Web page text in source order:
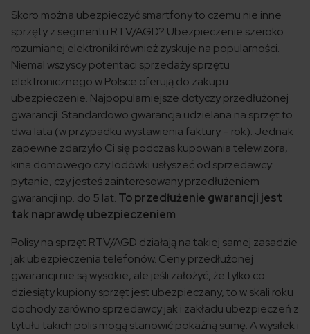
Skoro można ubezpieczyć smartfony to czemu nie inne
sprzęty z segmentu RTV/AGD? Ubezpieczenie szeroko
rozumianej elektroniki również zyskuje na popularności.
Niemal wszyscy potentaci sprzedaży sprzętu
elektronicznego w Polsce oferują do zakupu
ubezpieczenie. Najpopularniejsze dotyczy przedłużonej
gwarancji. Standardowo gwarancja udzielana na sprzęt to
dwa lata (w przypadku wystawienia faktury – rok). Jednak
zapewne zdarzyło Ci się podczas kupowania telewizora,
kina domowego czy lodówki usłyszeć od sprzedawcy
pytanie, czy jesteś zainteresowany przedłużeniem
gwarancji np. do 5 lat. To przedłużenie gwarancji jest
tak naprawdę ubezpieczeniem.
Polisy na sprzęt RTV/AGD działają na takiej samej zasadzie
jak ubezpieczenia telefonów. Ceny przedłużonej
gwarancji nie są wysokie, ale jeśli założyć, że tylko co
dziesiąty kupiony sprzęt jest ubezpieczany, to w skali roku
dochody zarówno sprzedawcy jak i zakładu ubezpieczeń z
tytułu takich polis mogą stanowić pokaźną sumę. A wysiłek i